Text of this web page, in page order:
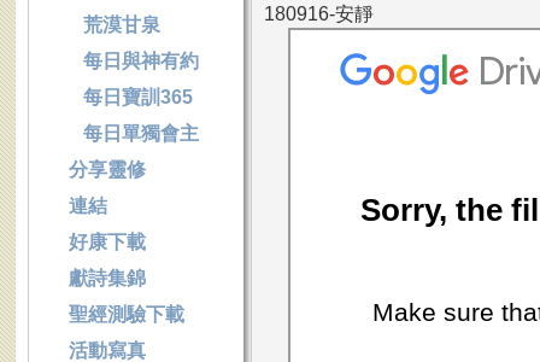
180916-安靜
荒漠甘泉
每日與神有約
每日寶訓365
每日單獨會主
分享靈修
連結
好康下載
獻詩集錦
聖經測驗下載
活動寫真